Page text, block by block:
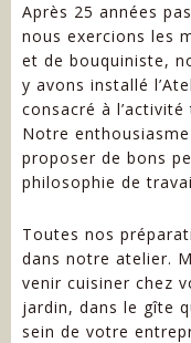
Après 25 années
nous exercions les
et de bouquiniste,
y avons installé
consacré à
Notre
proposer de bons
philosophie de
Toutes nos
dans notre atelier.
venir cuisiner chez
jardin, dans le gîte
sein de votre